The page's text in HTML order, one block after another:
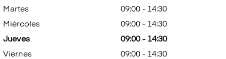
Martes
09:00 - 14:30
Miércoles
09:00 - 14:30
Jueves
09:00 - 14:30
Viernes
09:00 - 14:30